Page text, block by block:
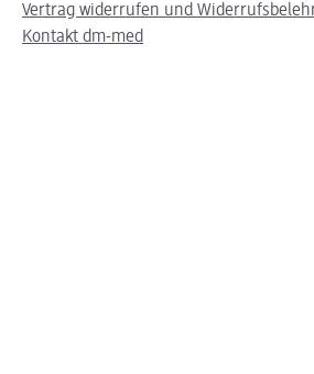
Vertrag widerrufen und
Kontakt dm-med